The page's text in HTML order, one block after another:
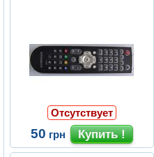
Отсутствует
50 грн